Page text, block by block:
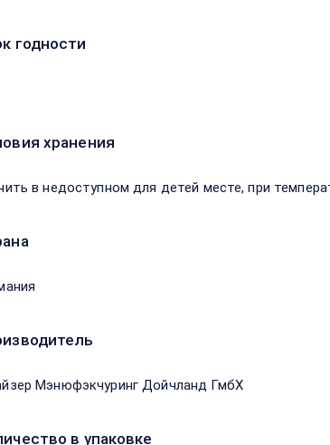
годности
хранения
в недоступном для детей месте, при
Мэнюфэкчуринг Дойчланд ГмбХ
в упаковке